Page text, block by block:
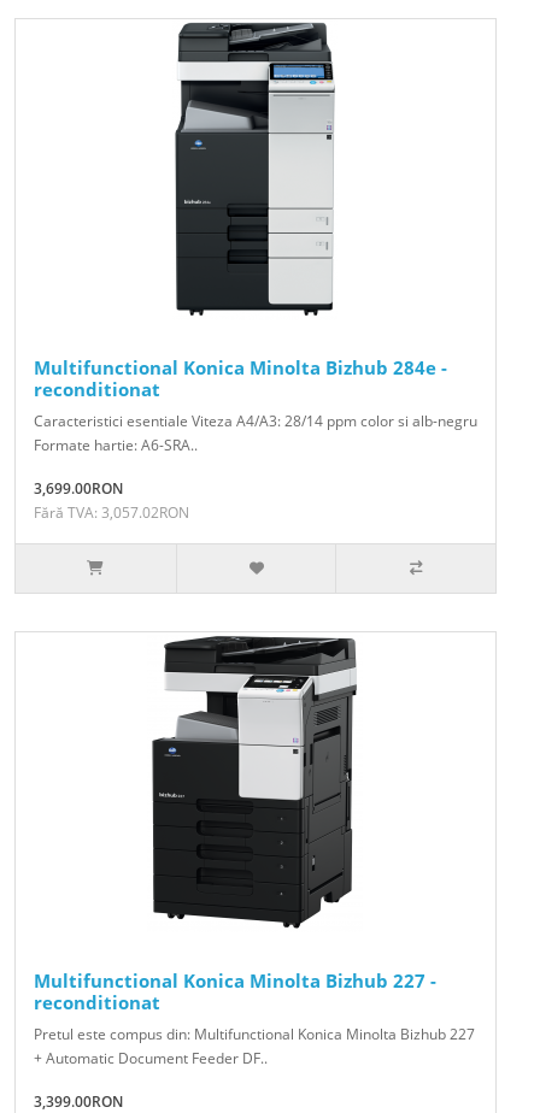
Multifunctional Konica Minolta Bizhub 284e -
reconditionat
Caracteristici esentiale Viteza A4/A3: 28/14 ppm color si alb-negru
Formate hartie: A6-SRA..
3,699.00RON
Fără TVA: 3,057.02RON
Multifunctional Konica Minolta Bizhub 227 -
reconditionat
Pretul este compus din: Multifunctional Konica Minolta Bizhub 227
+ Automatic Document Feeder DF..
3,399.00RON